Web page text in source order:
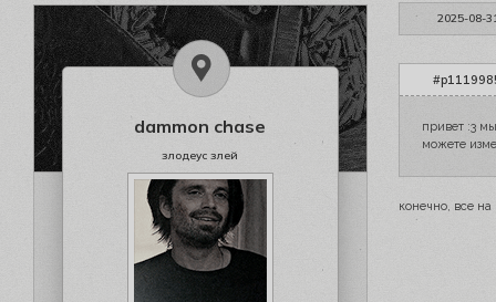
2025-08-
dammon chase
злодеус злей
привет :3
можете
конечно, все